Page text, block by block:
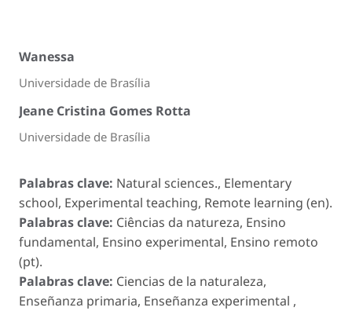
Wanessa
Universidade de Brasília
Jeane Cristina Gomes Rotta
Universidade de Brasília
Palabras clave: Natural sciences., Elementary
school, Experimental teaching, Remote learning (en).
Palabras clave: Ciências da natureza, Ensino
fundamental, Ensino experimental, Ensino remoto
(pt).
Palabras clave: Ciencias de la naturaleza,
Enseñanza primaria, Enseñanza experimental ,